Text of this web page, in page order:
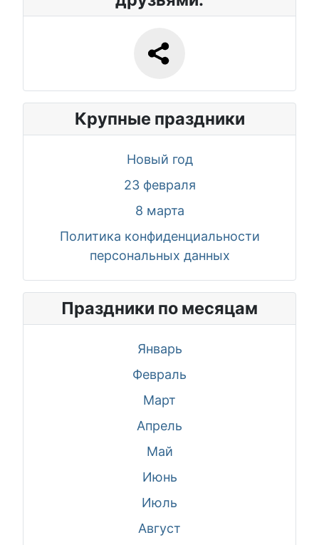
Крупные праздники
Новый год
23 февраля
8 марта
Политика конфиденциальности
персональных данных
Праздники по месяцам
Январь
Февраль
Март
Апрель
Май
Июнь
Июль
Август